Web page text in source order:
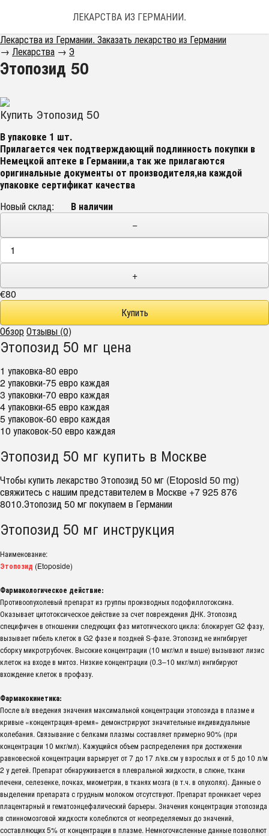
ЛЕКАРСТВА ИЗ ГЕРМАНИИ. ЗАКАЗАТЬ
Лекарства из Германии. Заказать лекарство из Германии
→ Лекарства → Э
Этопозид 50
Купить Этопозид 50
В упаковке 1 шт.
Прилагается чек подтверждающий подлинность покупки в
Немецкой аптеке в Германии,а так же прилагаются
оригинальные документы от производителя,на каждой
упаковке сертификат качества
Новый склад:
В наличии
−
+
€80
ОбзорОтзывы (0)
Этопозид 50 мг цена
1 упаковка-80 евро
2 упаковки-75 евро каждая
3 упаковки-70 евро каждая
4 упаковки-65 евро каждая
5 упаковок-60 евро каждая
10 упаковок-50 евро каждая
Этопозид 50 мг купить в Москве
Чтобы купить лекарство Этопозид 50 мг (Etoposid 50 mg)
свяжитесь с нашим представителем в Москве +7 925 876
8010.Этопозид 50 мг покупаем в Германии
Этопозид 50 мг инструкция
Наименование:
Этопозид (Etoposide)
Фармакологическое действие:
Противоопухолевый препарат из группы производных подофиллотоксина.
Оказывает цитотоксическое действие за счет повреждения ДНК. Этопозид
специфичен в отношении следующих фаз митотического цикла: блокирует G2 фазу,
вызывает гибель клеток в G2 фазе и поздней S-фазе. Этопозид не ингибирует
сборку микротрубочек. Высокие концентрации (10 мкг/мл и выше) вызывают лизис
клеток на входе в митоз. Низкие концентрации (0.3–10 мкг/мл) ингибируют
вхождение клеток в профазу.
Фармакокинетика:
После в/в введения значения максимальной концентрации этопозида в плазме и
кривые «концентрация-время» демонстрируют значительные индивидуальные
колебания. Связывание с белками плазмы составляет примерно 90% (при
концентрации 10 мкг/мл). Кажущийся объем распределения при достижении
равновесной концентрации варьирует от 7 до 17 л/кв.см у взрослых и от 5 до 10 л/м
2 у детей. Препарат обнаруживается в плевральной жидкости, в слюне, ткани
печени, селезенке, почках, миометрии, в тканях мозга (в т.ч. в опухолях). Данные о
выделении препарата с грудным молоком отсутствуют. Препарат проникает через
плацентарный и гематоэнцефалический барьеры. Значения концентрации этопозида
в спинномозговой жидкости колеблются от неопределяемых до значений,
составляющих 5% от концентрации в плазме. Немногочисленные данные позволяют